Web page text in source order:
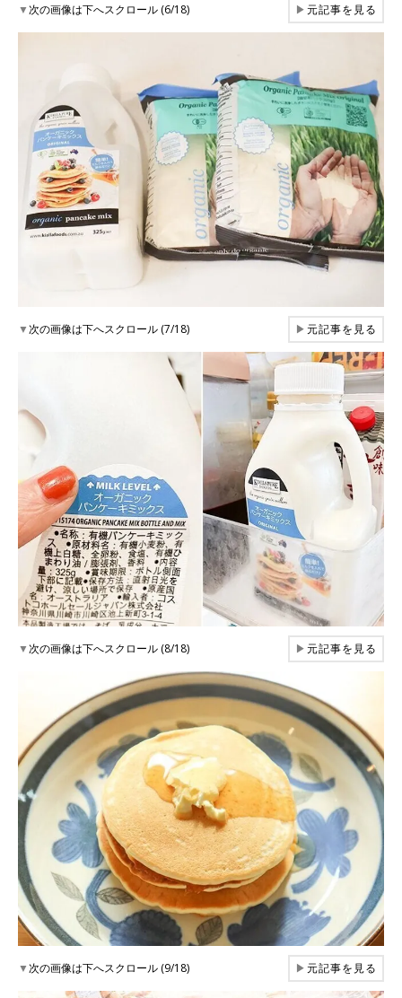
▼次の画像は下へスクロール (6/18) ▶元記事を見る
▼次の画像は下へスクロール (7/18) ▶元記事を見る
▼次の画像は下へスクロール (8/18) ▶元記事を見る
▼次の画像は下へスクロール (9/18) ▶元記事を見る